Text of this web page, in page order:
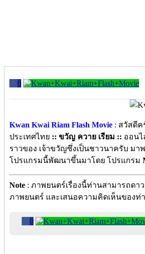
0
Kwan Kwai Riam Flash Movie : สวัสดี
ประเทศไทย :: ขวัญ ควาย เรียม :: ออนไ
ราวของ เจ้าขวัญซึ่งเป็นชาวนาครับ ม
โปรแกรมนี้พัฒนาขึ้นมาโดย โปรแกรม
Note : ภาพยนตร์เรื่องนี้ท่านสามารถดา
ภาพยนตร์ และเสนอความคิดเห็นของท่
0